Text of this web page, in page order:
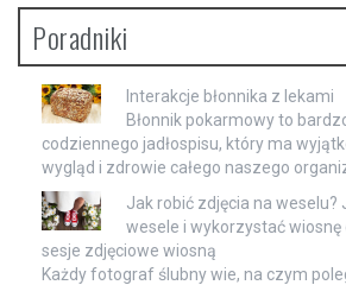
Poradniki
Interakcje błonnika z lekami
Błonnik pokarmowy to
codziennego jadłospisu, który ma
wygląd i zdrowie całego naszego
Jak robić zdjęcia na
wesele i wykorzystać wiosnę
sesje zdjęciowe wiosną
Każdy fotograf ślubny wie, na czym